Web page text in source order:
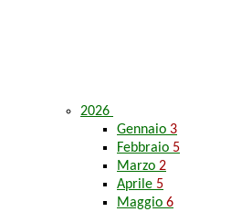
2026
Gennaio 3
Febbraio 5
Marzo 2
Aprile 5
Maggio 6